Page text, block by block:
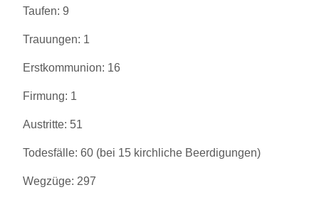
Taufen: 9
Trauungen: 1
Erstkommunion: 16
Firmung: 1
Austritte: 51
Todesfälle: 60 (bei 15 kirchliche Beerdigungen)
Wegzüge: 297